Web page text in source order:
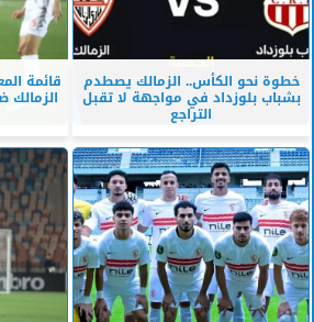
خطوة نحو الكأس.. الزمالك يصطدم
بشباب بلوزداد في مواجهة لا تقبل
التراجع
قائمة